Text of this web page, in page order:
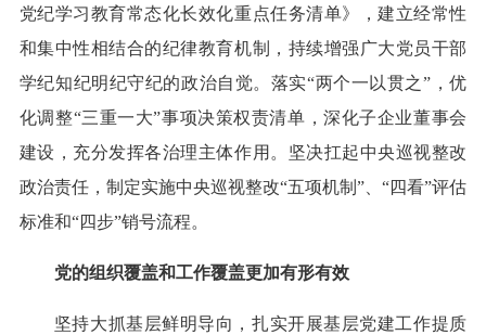
党纪学习教育常态化长效化重点任务清单》，建立经常性
和集中性相结合的纪律教育机制，持续增强广大党员干部
学纪知纪明纪守纪的政治自觉。落实“两个一以贯之”，优
化调整“三重一大”事项决策权责清单，深化子企业董事会
建设，充分发挥各治理主体作用。坚决扛起中央巡视整改
政治责任，制定实施中央巡视整改“五项机制”、“四看”评估
标准和“四步”销号流程。
党的组织覆盖和工作覆盖更加有形有效
坚持大抓基层鲜明导向，扎实开展基层党建工作提质